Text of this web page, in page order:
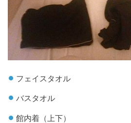
フェイスタオル
バスタオル
館内着（上下）